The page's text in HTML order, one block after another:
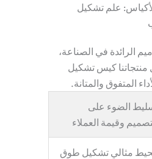
علم تشكيل
الرائدة في الصناعة،
كيس تشكيل
المتفوق والمتانة.
الضوء على
وقيمة العملاء
مثاليتشكيل طوق